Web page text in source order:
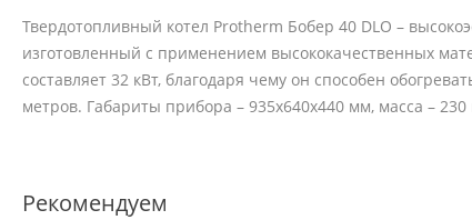
Твердотопливный котел Protherm Бобер 40 DLO –
изготовленный с применением высококачественных
составляет 32 кВт, благодаря чему он способен
метров. Габариты прибора – 935х640х440 мм, масса – 230
Рекомендуем